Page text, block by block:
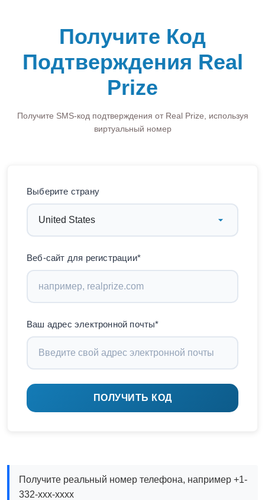
Получите Код
Подтверждения Real
Prize
Получите SMS-код подтверждения от Real Prize, используя
виртуальный номер
Выберите страну
Веб-сайт для регистрации*
Ваш адрес электронной почты*
ПОЛУЧИТЬ КОД
Получите реальный номер телефона, например +1-
332-xxx-xxxx